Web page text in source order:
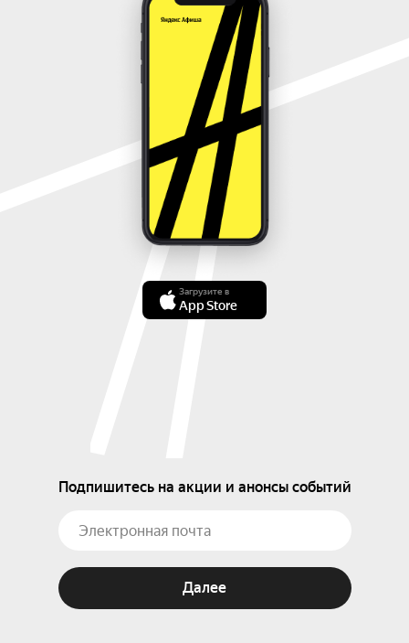
Загрузите в
App Store
Подпишитесь на акции и анонсы событий
Далее